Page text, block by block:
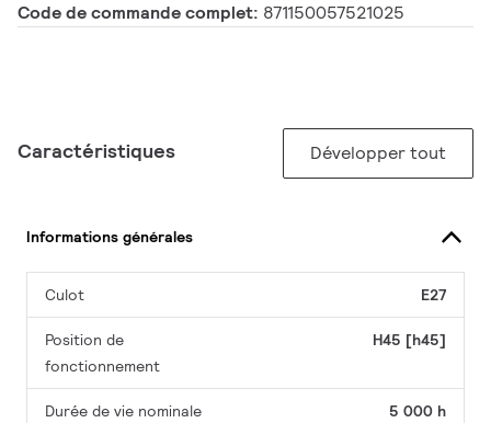
Code de commande complet: 871150057521025
Caractéristiques Développer tout
Informations générales
Culot E27
Position de
fonctionnement
H45 [h45]
Durée de vie nominale 5 000 h